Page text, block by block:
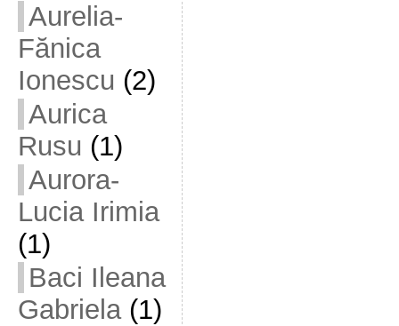
Aurelia-
Fănica
Ionescu (2)
Aurica
Rusu (1)
Aurora-
Lucia Irimia
(1)
Baci Ileana
Gabriela(1)